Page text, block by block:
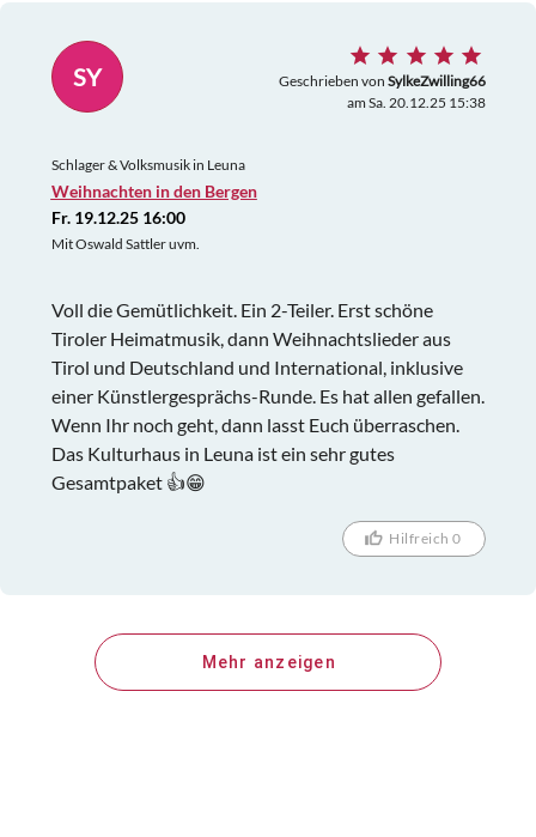
SY Geschrieben von SylkeZwilling66
am Sa. 20.12.25 15:38
Schlager & Volksmusik in Leuna
Weihnachten in den Bergen
Fr. 19.12.25 16:00
Mit Oswald Sattler uvm.
Voll die Gemütlichkeit. Ein 2-Teiler. Erst schöne
Tiroler Heimatmusik, dann Weihnachtslieder aus
Tirol und Deutschland und International, inklusive
einer Künstlergesprächs-Runde. Es hat allen gefallen.
Wenn Ihr noch geht, dann lasst Euch überraschen.
Das Kulturhaus in Leuna ist ein sehr gutes
Gesamtpaket 👍😁
Hilfreich 0
Mehr anzeigen